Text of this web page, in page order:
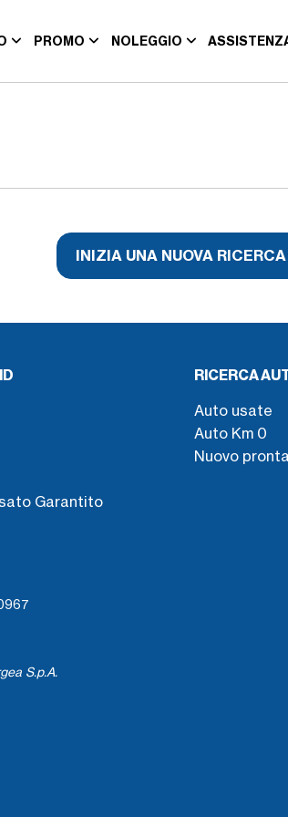
PROMO NOLEGGIO
INIZIA UNA NUOVA RICERCA
Garantito
RICERCA
Auto usate
Auto Km 0
Nuovo
S.p.A.